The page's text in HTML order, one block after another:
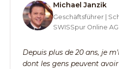
Michael Janzik
Geschäftsführer |
SWISSpur Online AG
Depuis plus de 20 ans, je
dont les gens peuvent